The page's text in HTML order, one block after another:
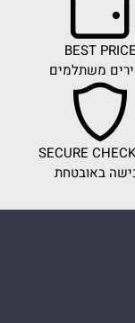
BEST PRICE
משתלמים
SECURE
באובטחת